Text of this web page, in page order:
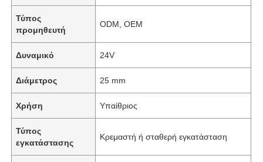
Τύπος
προμηθευτή
ODM, OEM
Δυναμικό 24V
Διάμετρος 25 mm
Χρήση Υπαίθριος
Τύπος
εγκατάστασης
Κρεμαστή ή σταθερή εγκατάσταση